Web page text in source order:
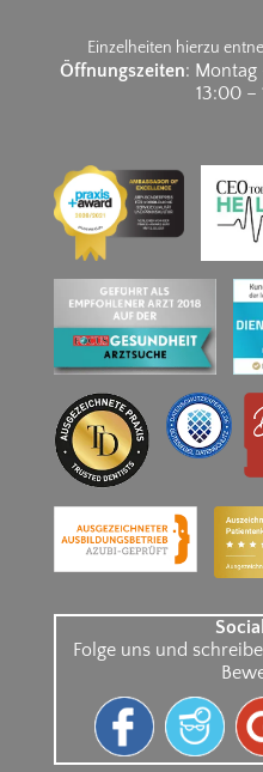
Einzelheiten hierzu
Öffnungszeiten: Montag
13:00 –
Folge uns und